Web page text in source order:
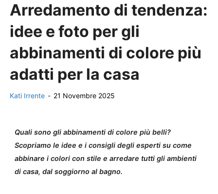
Arredamento di tendenza:
idee e foto per gli
abbinamenti di colore più
adatti per la casa
Kati Irrente - 21 Novembre 2025
Quali sono gli abbinamenti di colore più belli?
Scopriamo le idee e i consigli degli esperti su come
abbinare i colori con stile e arredare tutti gli ambienti
di casa, dal soggiorno al bagno.